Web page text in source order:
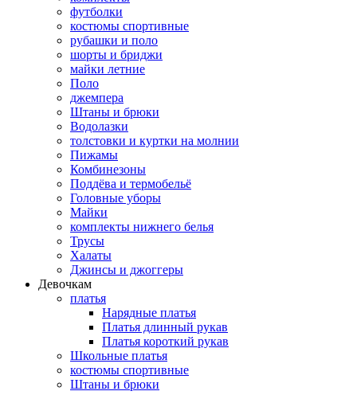
футболки
костюмы спортивные
рубашки и поло
шорты и бриджи
майки летние
Поло
джемпера
Штаны и брюки
Водолазки
толстовки и куртки на молнии
Пижамы
Комбинезоны
Поддёва и термобельё
Головные уборы
Майки
комплекты нижнего белья
Трусы
Халаты
Джинсы и джоггеры
Девочкам
платья
Нарядные платья
Платья длинный рукав
Платья короткий рукав
Школьные платья
костюмы спортивные
Штаны и брюки